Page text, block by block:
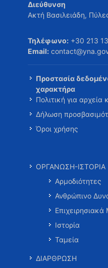
Διεύθυνση
Ακτή Βασιλειάδη,
Τηλέφωνο: +30 213
Email:
Προστασία
χαρακτήρα
Πολιτική για
Δήλωση
Όροι χρήσης
ΟΡΓΑΝΩΣΗ-ΙΣΤΟΡΙΑ
Αρμοδιότητες
Ανθρώπινο
Ιστορία
Ταμεία
ΔΙΑΡΘΡΩΣΗ